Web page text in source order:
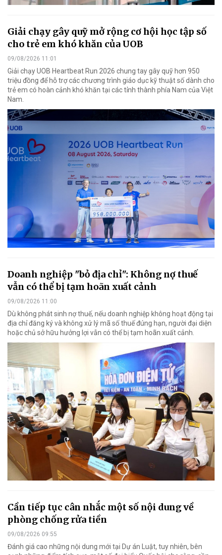
Giải chạy gây quỹ mở rộng cơ hội học tập số
cho trẻ em khó khăn của UOB
09/08/2026 11:01
Giải chạy UOB Heartbeat Run 2026 chung tay gây quỹ hơn 950
triệu đồng để hỗ trợ các chương trình giáo dục kỹ thuật số dành cho
trẻ em có hoàn cảnh khó khăn tại các tỉnh thành phía Nam của Việt
Nam.
Doanh nghiệp "bỏ địa chỉ": Không nợ thuế
vẫn có thể bị tạm hoãn xuất cảnh
09/08/2026 11:00
Dù không phát sinh nợ thuế, nếu doanh nghiệp không hoạt động tại
địa chỉ đăng ký và không xử lý mã số thuế đúng hạn, người đại diện
hoặc chủ sở hữu hưởng lợi vẫn có thể bị tạm hoãn xuất cảnh.
Cần tiếp tục cân nhắc một số nội dung về
phòng chống rửa tiền
09/08/2026 09:55
Đánh giá cao những nội dung mới tại Dự án Luật, tuy nhiên, bên